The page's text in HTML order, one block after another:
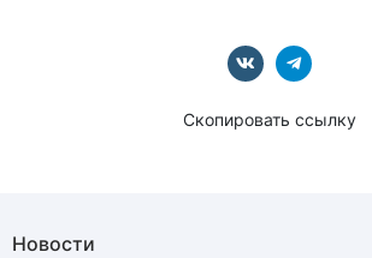
Скопировать ссылку
Новости